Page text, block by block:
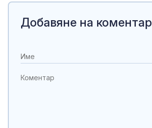
Добавяне на коментар